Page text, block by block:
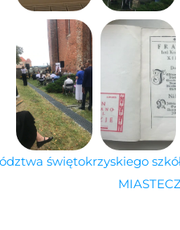
świętokrzyskiego